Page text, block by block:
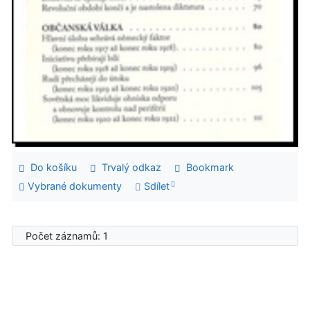
Do košíku Trvalý odkaz
Bookmark
Vybrané dokumenty
Sdílet
Počet záznamů: 1